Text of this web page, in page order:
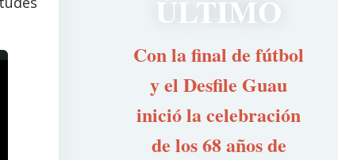
ÚLTIMO
Con la final de fútbol
y el Desfile Guau
inició la celebración
de los 68 años de